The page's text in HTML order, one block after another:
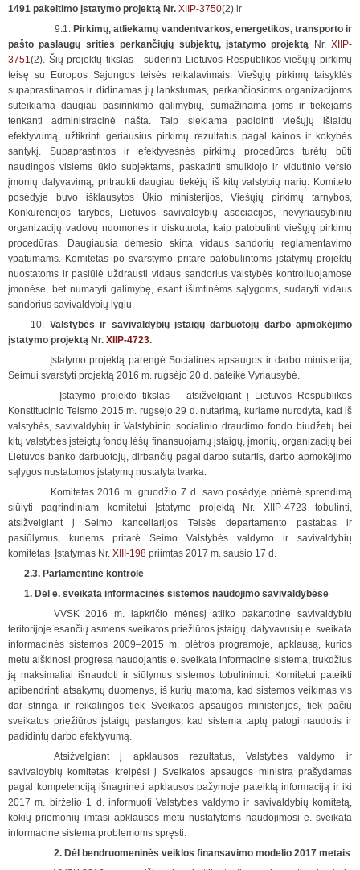
1491 pakeitimo įstatymo projektą Nr. XIIP-3750(2) ir
9.1. Pirkimų, atliekamų vandentvarkos, energetikos, transporto ir
pašto paslaugų srities perkančiųjų subjektų, įstatymo projektą Nr. XIIP-
3751(2). Šių projektų tikslas - suderinti Lietuvos Respublikos viešųjų pirkimų
teisę su Europos Sąjungos teisės reikalavimais. Viešųjų pirkimų taisyklės
supaprastinamos ir didinamas jų lankstumas, perkančiosioms organizacijoms
suteikiama daugiau pasirinkimo galimybių, sumažinama joms ir tiekėjams
tenkanti administracinė našta. Taip siekiama padidinti viešųjų išlaidų
efektyvumą, užtikrinti geriausius pirkimų rezultatus pagal kainos ir kokybės
santykį. Supaprastintos ir efektyvesnės pirkimų procedūros turėtų būti
naudingos visiems ūkio subjektams, paskatinti smulkiojo ir vidutinio verslo
įmonių dalyvavimą, pritraukti daugiau tiekėjų iš kitų valstybių narių. Komiteto
posėdyje buvo išklausytos Ūkio ministerijos, Viešųjų pirkimų tarnybos,
Konkurencijos tarybos, Lietuvos savivaldybių asociacijos, nevyriausybinių
organizacijų vadovų nuomonės ir diskutuota, kaip patobulinti viešųjų pirkimų
procedūras. Daugiausia dėmesio skirta vidaus sandorių reglamentavimo
ypatumams. Komitetas po svarstymo pritarė patobulintoms įstatymų projektų
nuostatoms ir pasiūlė uždrausti vidaus sandorius valstybės kontroliuojamose
įmonėse, bet numatyti galimybę, esant išimtinėms sąlygoms, sudaryti vidaus
sandorius savivaldybių lygiu.
10. Valstybės ir savivaldybių įstaigų darbuotojų darbo apmokėjimo
įstatymo projektą Nr. XIIP-4723.
Įstatymo projektą parengė Socialinės apsaugos ir darbo ministerija,
Seimui svarstyti projektą 2016 m. rugsėjo 20 d. pateikė Vyriausybė.
Įstatymo projekto tikslas – atsižvelgiant į Lietuvos Respublikos
Konstitucinio Teismo 2015 m. rugsėjo 29 d. nutarimą, kuriame nurodyta, kad iš
valstybės, savivaldybių ir Valstybinio socialinio draudimo fondo biudžetų bei
kitų valstybės įsteigtų fondų lėšų finansuojamų įstaigų, įmonių, organizacijų bei
Lietuvos banko darbuotojų, dirbančių pagal darbo sutartis, darbo apmokėjimo
sąlygos nustatomos įstatymų nustatyta tvarka.
Komitetas 2016 m. gruodžio 7 d. savo posėdyje priėmė sprendimą
siūlyti pagrindiniam komitetui Įstatymo projektą Nr. XIIP-4723 tobulinti,
atsižvelgiant į Seimo kanceliarijos Teisės departamento pastabas ir
pasiūlymus, kuriems pritarė Seimo Valstybės valdymo ir savivaldybių
komitetas. Įstatymas Nr. XIII-198 priimtas 2017 m. sausio 17 d.
2.3. Parlamentinė kontrolė
1. Dėl e. sveikata informacinės sistemos naudojimo savivaldybėse
VVSK 2016 m. lapkričio mėnesį atliko pakartotinę savivaldybių
teritorijoje esančių asmens sveikatos priežiūros įstaigų, dalyvavusių e. sveikata
informacinės sistemos 2009–2015 m. plėtros programoje, apklausą, kurios
metu aiškinosi progresą naudojantis e. sveikata informacine sistema, trukdžius
ją maksimaliai išnaudoti ir siūlymus sistemos tobulinimui. Komitetui pateikti
apibendrinti atsakymų duomenys, iš kurių matoma, kad sistemos veikimas vis
dar stringa ir reikalingos tiek Sveikatos apsaugos ministerijos, tiek pačių
sveikatos priežiūros įstaigų pastangos, kad sistema taptų patogi naudotis ir
padidintų darbo efektyvumą.
Atsižvelgiant į apklausos rezultatus, Valstybės valdymo ir
savivaldybių komitetas kreipėsi į Sveikatos apsaugos ministrą prašydamas
pagal kompetenciją išnagrinėti apklausos pažymoje pateiktą informaciją ir iki
2017 m. birželio 1 d. informuoti Valstybės valdymo ir savivaldybių komitetą,
kokių priemonių imtasi apklausos metu nustatytoms naudojimosi e. sveikata
informacine sistema problemoms spręsti.
2. Dėl bendruomeninės veiklos finansavimo modelio 2017 metais